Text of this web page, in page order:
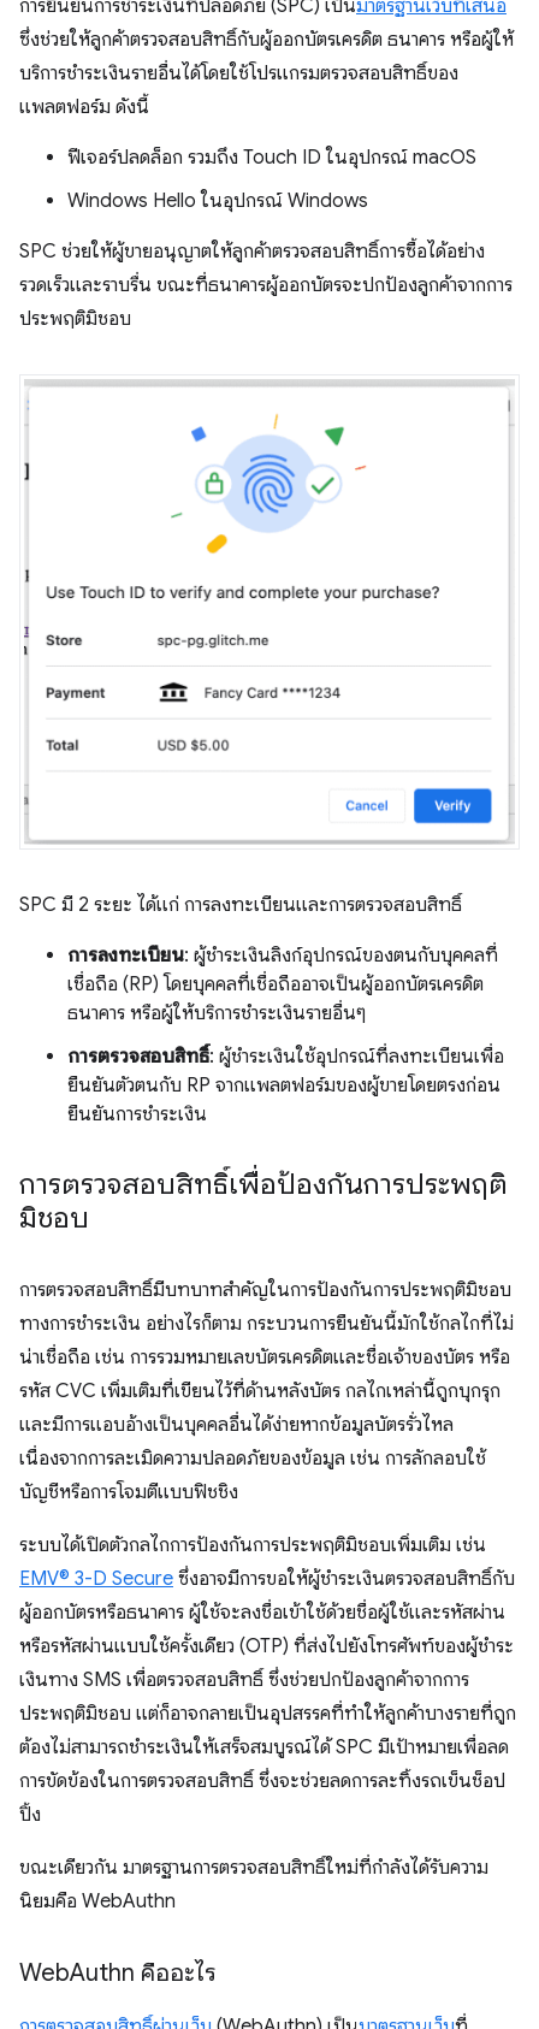
การยืนยันการชำระเงินที่ปลอดภัย (SPC) เป็นมาตรฐานเว็บที่เสนอ
ซึ่งช่วยให้ลูกค้าตรวจสอบสิทธิ์กับผู้ออกบัตรเครดิต ธนาคาร หรือผู้ให้
บริการชำระเงินรายอื่นได้โดยใช้โปรแกรมตรวจสอบสิทธิ์ของ
แพลตฟอร์ม ดังนี้
ฟีเจอร์ปลดล็อก รวมถึง Touch ID ในอุปกรณ์ macOS
Windows Hello ในอุปกรณ์ Windows
SPC ช่วยให้ผู้ขายอนุญาตให้ลูกค้าตรวจสอบสิทธิ์การซื้อได้อย่าง
รวดเร็วและราบรื่น ขณะที่ธนาคารผู้ออกบัตรจะปกป้องลูกค้าจากการ
ประพฤติมิชอบ
SPC มี 2 ระยะ ได้แก่ การลงทะเบียนและการตรวจสอบสิทธิ์
การลงทะเบียน: ผู้ชำระเงินลิงก์อุปกรณ์ของตนกับบุคคลที่
เชื่อถือ (RP) โดยบุคคลที่เชื่อถืออาจเป็นผู้ออกบัตรเครดิต
ธนาคาร หรือผู้ให้บริการชำระเงินรายอื่นๆ
การตรวจสอบสิทธิ์: ผู้ชำระเงินใช้อุปกรณ์ที่ลงทะเบียนเพื่อ
ยืนยันตัวตนกับ RP จากแพลตฟอร์มของผู้ขายโดยตรงก่อน
ยืนยันการชำระเงิน
การตรวจสอบสิทธิ์เพื่อป้องกันการประพฤติ
มิชอบ
การตรวจสอบสิทธิ์มีบทบาทสำคัญในการป้องกันการประพฤติมิชอบ
ทางการชำระเงิน อย่างไรก็ตาม กระบวนการยืนยันนี้มักใช้กลไกที่ไม่
น่าเชื่อถือ เช่น การรวมหมายเลขบัตรเครดิตและชื่อเจ้าของบัตร หรือ
รหัส CVC เพิ่มเติมที่เขียนไว้ที่ด้านหลังบัตร กลไกเหล่านี้ถูกบุกรุก
และมีการแอบอ้างเป็นบุคคลอื่นได้ง่ายหากข้อมูลบัตรรั่วไหล
เนื่องจากการละเมิดความปลอดภัยของข้อมูล เช่น การลักลอบใช้
บัญชีหรือการโจมตีแบบฟิชชิง
ระบบได้เปิดตัวกลไกการป้องกันการประพฤติมิชอบเพิ่มเติม เช่น
EMV® 3-D Secure ซึ่งอาจมีการขอให้ผู้ชำระเงินตรวจสอบสิทธิ์กับ
ผู้ออกบัตรหรือธนาคาร ผู้ใช้จะลงชื่อเข้าใช้ด้วยชื่อผู้ใช้และรหัสผ่าน
หรือรหัสผ่านแบบใช้ครั้งเดียว (OTP) ที่ส่งไปยังโทรศัพท์ของผู้ชำระ
เงินทาง SMS เพื่อตรวจสอบสิทธิ์ ซึ่งช่วยปกป้องลูกค้าจากการ
ประพฤติมิชอบ แต่ก็อาจกลายเป็นอุปสรรคที่ทำให้ลูกค้าบางรายที่ถูก
ต้องไม่สามารถชำระเงินให้เสร็จสมบูรณ์ได้ SPC มีเป้าหมายเพื่อลด
การขัดข้องในการตรวจสอบสิทธิ์ ซึ่งจะช่วยลดการละทิ้งรถเข็นช็อป
ปิ้ง
ขณะเดียวกัน มาตรฐานการตรวจสอบสิทธิ์ใหม่ที่กำลังได้รับความ
นิยมคือ WebAuthn
WebAuthn คืออะไร